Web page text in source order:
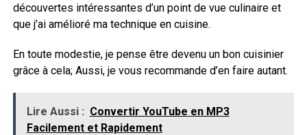
découvertes intéressantes d’un point de vue culinaire et
que j’ai amélioré ma technique en cuisine.
En toute modestie, je pense être devenu un bon cuisinier
grâce à cela; Aussi, je vous recommande d’en faire autant.
Lire Aussi : Convertir YouTube en MP3
Facilement et Rapidement